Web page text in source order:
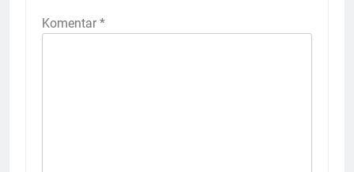
Komentar *